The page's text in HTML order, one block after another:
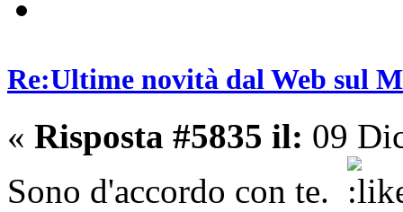
Re:Ultime novità dal Web sul
« Risposta #5835 il: 09
Sono d'accordo con te.